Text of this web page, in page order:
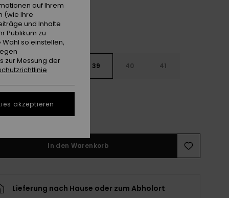
37 38 39 40 41
ansehen
In den Warenkorb
Lieferung nach Hause oder zum Abholort
auf Ihrem
(wie Ihre
und Inhalte
Publikum zu
so einstellen,
zur Messung der
akzeptieren